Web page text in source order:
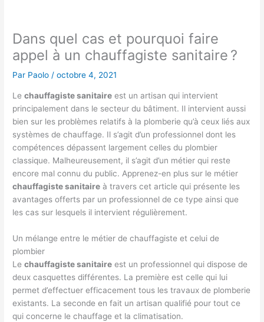
Dans quel cas et pourquoi faire
appel à un chauffagiste sanitaire ?
Par Paolo/octobre 4, 2021
Lechauffagiste sanitaire est un artisan qui intervient
principalement dans le secteur du bâtiment. Il intervient aussi
bien sur les problèmes relatifs à la plomberie qu’à ceux liés aux
systèmes de chauffage. Il s’agit d’un professionnel dont les
compétences dépassent largement celles du plombier
classique. Malheureusement, il s’agit d’un métier qui reste
encore mal connu du public. Apprenez-en plus sur le métier
chauffagiste sanitaire à travers cet article qui présente les
avantages offerts par un professionnel de ce type ainsi que
les cas sur lesquels il intervient régulièrement.
Un mélange entre le métier de chauffagiste et celui de
plombier
Lechauffagiste sanitaire est un professionnel qui dispose de
deux casquettes différentes. La première est celle qui lui
permet d’effectuer efficacement tous les travaux de plomberie
existants. La seconde en fait un artisan qualifié pour tout ce
qui concerne le chauffage et la climatisation.